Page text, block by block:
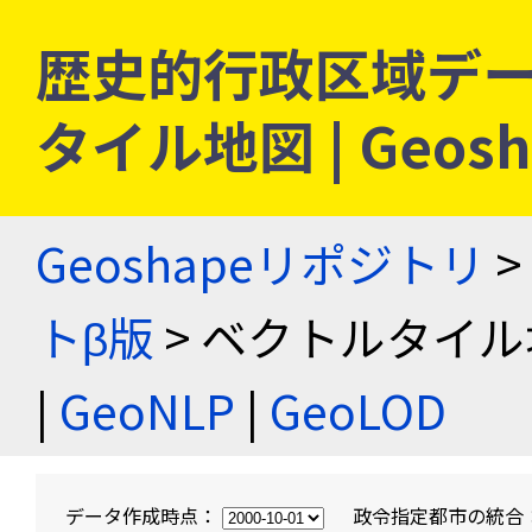
歴史的行政区域デ
タイル地図 |
Geoshapeリポジトリ >
トβ版 > ベクトルタイ
| GeoNLP | GeoLOD
データ作成時点： 政令指定都市の統